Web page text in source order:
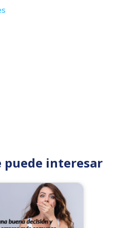
puede interesar